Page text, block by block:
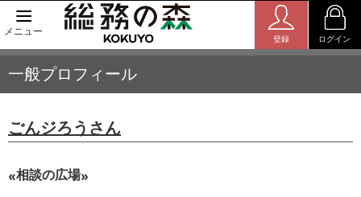
メニュー
登録 ログイン
一般プロフィール
ごんジろうさん
相談の広場